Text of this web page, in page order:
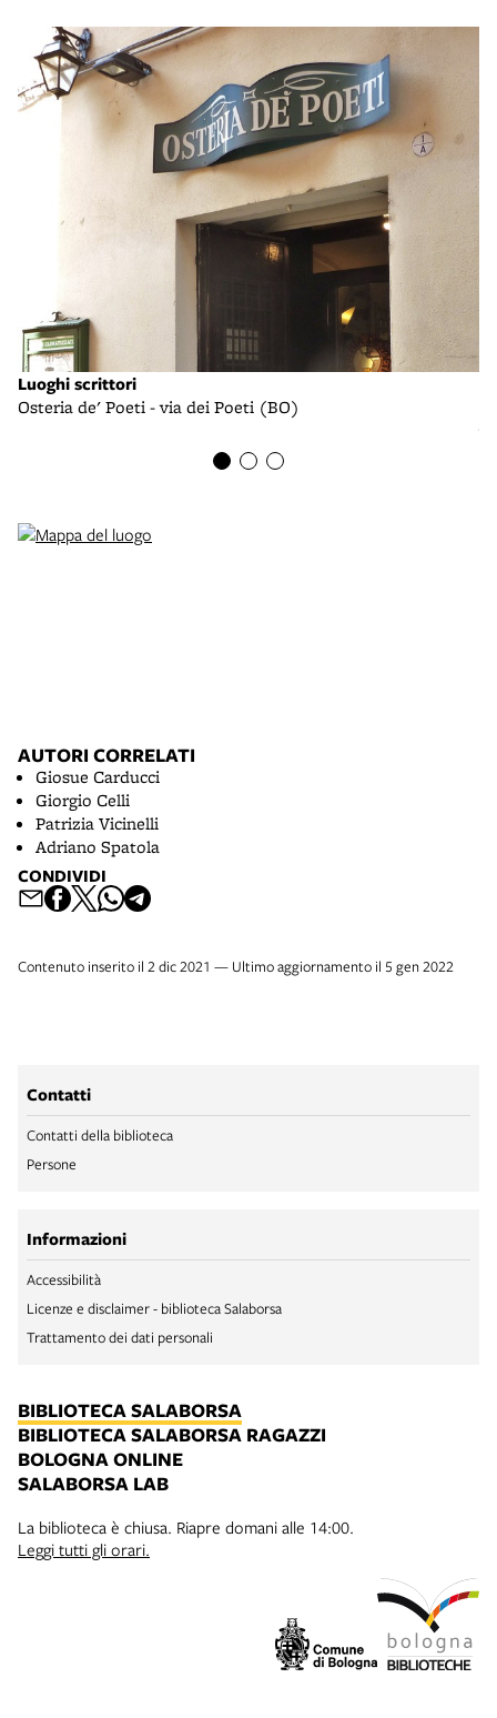
Luoghi scrittori
Osteria de' Poeti - via dei Poeti (BO)
AUTORI CORRELATI
Giosue Carducci
Giorgio Celli
Patrizia Vicinelli
Adriano Spatola
CONDIVIDI
Contenuto inserito il 2 dic 2021 — Ultimo aggiornamento il 5 gen 2022
Contatti
Contatti della biblioteca
Persone
Informazioni
Accessibilità
Licenze e disclaimer - biblioteca Salaborsa
Trattamento dei dati personali
BIBLIOTECA SALABORSA
BIBLIOTECA SALABORSA RAGAZZI
BOLOGNA ONLINE
SALABORSA LAB
La biblioteca è chiusa. Riapre domani alle 14:00.
Leggi tutti gli orari.